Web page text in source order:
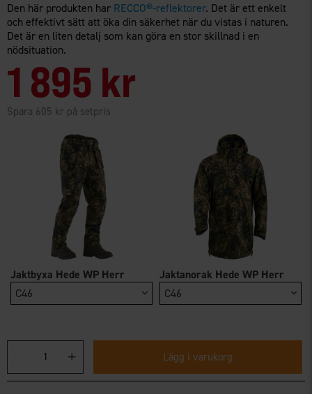
Den här produkten har RECCO®-reflektorer. Det är ett enkelt
och effektivt sätt att öka din säkerhet när du vistas i naturen.
Det är en liten detalj som kan göra en stor skillnad i en
nödsituation.
1 895 kr
Spara 605 kr på setpris
Jaktbyxa Hede WP Herr
C46
Jaktanorak Hede WP Herr
C46
Lägg i varukorg